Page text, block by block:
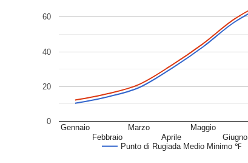
Punto di Rugiada Medio Minimo ℉
Gennaio
Febbraio
Marzo
Aprile
Maggio
Giugno
0
20
40
60